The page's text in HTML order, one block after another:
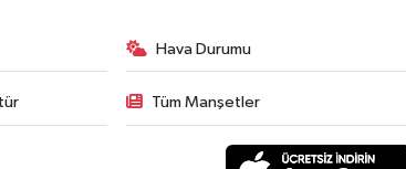
Hava Durumu
Tüm Manşetler